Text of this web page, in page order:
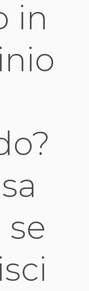
in
se